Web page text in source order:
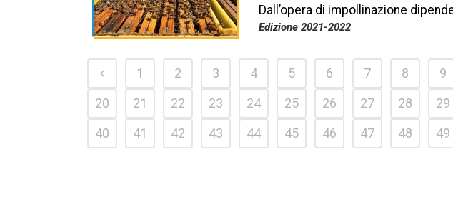
Dall’opera di impollinazione
Edizione 2021-2022
1 2 3 4 5 6 7 8 9
20
21 22 23 24 25 26 27 28 29
40
41 42 43 44 45 46 47 48 49